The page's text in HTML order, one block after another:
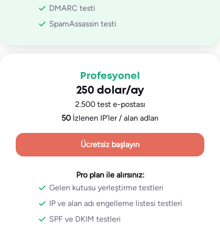
DMARC testi
SpamAssassin testi
Profesyonel
250 dolar/ay
2.500 test e-postası
50 İzlenen IP’ler / alan adları
Ücretsiz başlayın
Pro plan ile alırsınız:
Gelen kutusu yerleştirme testleri
IP ve alan adı engelleme listesi testleri
SPF ve DKIM testleri